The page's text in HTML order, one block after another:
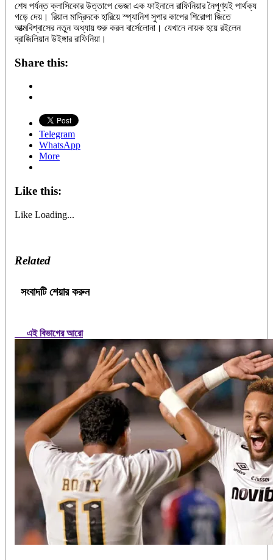
শেষ পর্যন্ত ক্লাসিকোর উত্তাপে ভেজা এক ফাইনালে রাফিনিয়ার নৈপুণ্যই পার্থক্য
গড়ে দেয়। রিয়াল মাদ্রিদকে হারিয়ে স্প্যানিশ সুপার কাপের শিরোপা জিতে
আত্মবিশ্বাসের নতুন অধ্যায় শুরু করল বার্সেলোনা। যেখানে নায়ক হয়ে রইলেন
ব্রাজিলিয়ান উইঙ্গার রাফিনিয়া।
Share this:
Telegram
WhatsApp
More
Like this:
Like Loading...
Related
সংবাদটি শেয়ার করুন
এই বিভাগের আরো